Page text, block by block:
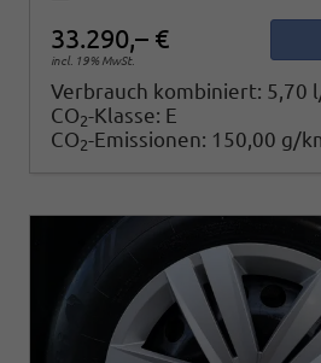
33.290,– €
incl. 19% MwSt.
Verbrauch kombiniert: 5,70
CO2-Klasse: E
CO2-Emissionen: 150,00 g/